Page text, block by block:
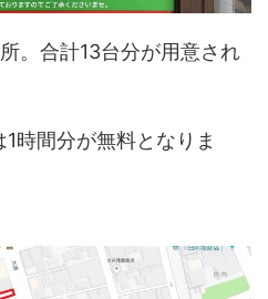
。合計13台分が用意され
時間分が無料となりま